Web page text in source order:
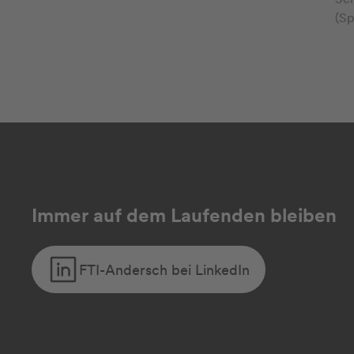
Immer auf dem Laufenden bleiben
FTI-Andersch bei LinkedIn